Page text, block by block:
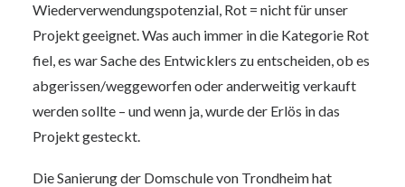
Wiederverwendungspotenzial, Rot = nicht für unser
Projekt geeignet. Was auch immer in die Kategorie Rot
fiel, es war Sache des Entwicklers zu entscheiden, ob es
abgerissen/weggeworfen oder anderweitig verkauft
werden sollte – und wenn ja, wurde der Erlös in das
Projekt gesteckt.
Die Sanierung der Domschule von Trondheim hat